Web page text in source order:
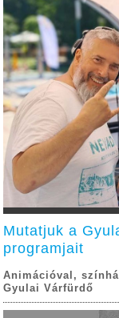
Mutatjuk a
programjait
Animációval,
Gyulai Várfürdő